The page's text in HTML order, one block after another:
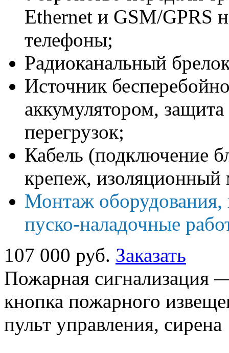
Ethernet и GSM/GPRS
телефоны;
Радиоканальный
Источник
аккумулятором,
перегрузок;
Кабель (подключение
крепеж, изоляционный
Монтаж оборудования,
пуско-наладочные
107 000 руб. Заказать
Пожарная сигнализация
кнопка пожарного
пульт управления, сирена